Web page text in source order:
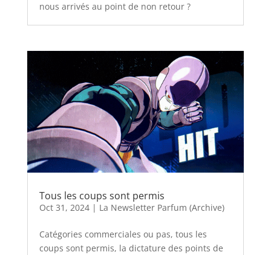
nous arrivés au point de non retour ?
Tous les coups sont permis
Oct 31, 2024| La Newsletter Parfum (Archive)
Catégories commerciales ou pas, tous les
coups sont permis, la dictature des points de